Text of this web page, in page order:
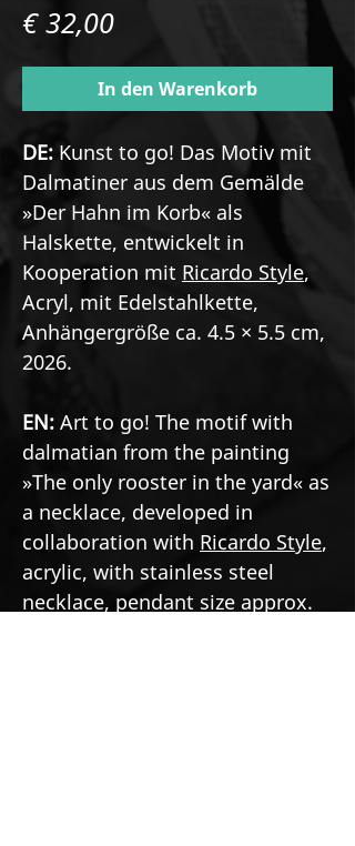
€ 32,00Preis
In den Warenkorb
DE: Kunst to go! Das Motiv mit
Dalmatiner aus dem Gemälde
»Der Hahn im Korb« als
Halskette, entwickelt in
Kooperation mit Ricardo Style,
Acryl, mit Edelstahlkette,
Anhängergröße ca. 4.5 × 5.5 cm,
2026.
EN: Art to go! The motif with
dalmatian from the painting
»The only rooster in the yard« as
a necklace, developed in
collaboration with Ricardo Style,
acrylic, with stainless steel
necklace, pendant size approx.